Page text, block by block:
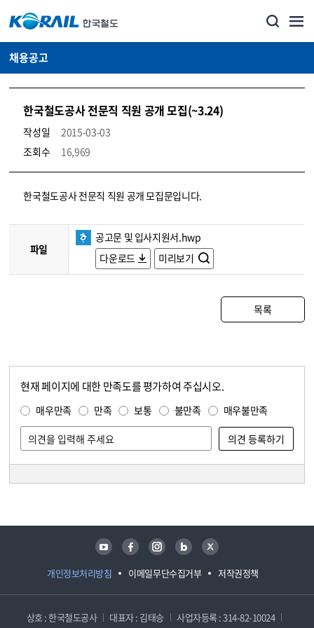
채용공고
한국철도공사 전문직 직원 공개 모집(~3.24)
작성일
2015-03-03
조회수
16,969
코레일소개_경영공시_채용공고 상세보기 – 내용, 파일, 담당자 연락처로 구성
한국철도공사 전문직 직원 공개 모집문입니다.
파일
공고문 및 입사지원서.hwp
다운로드
미리보기
목록
현재 페이지에 대한 만족도를 평가하여 주십시오.
매우만족 만족 보통 불만족 매우불만족
개인정보처리방침 이메일무단수집거부 저작권정책
유튜브 페이스북 인스타그램 블로그 트위터
상호 : 한국철도공사 대표자 : 김태승
사업자등록 : 314-82-10024